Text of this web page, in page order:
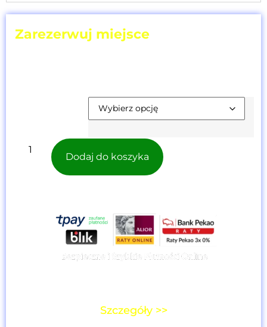
Zarezerwuj miejsce
Dodaj do koszyka
Szczegóły >>